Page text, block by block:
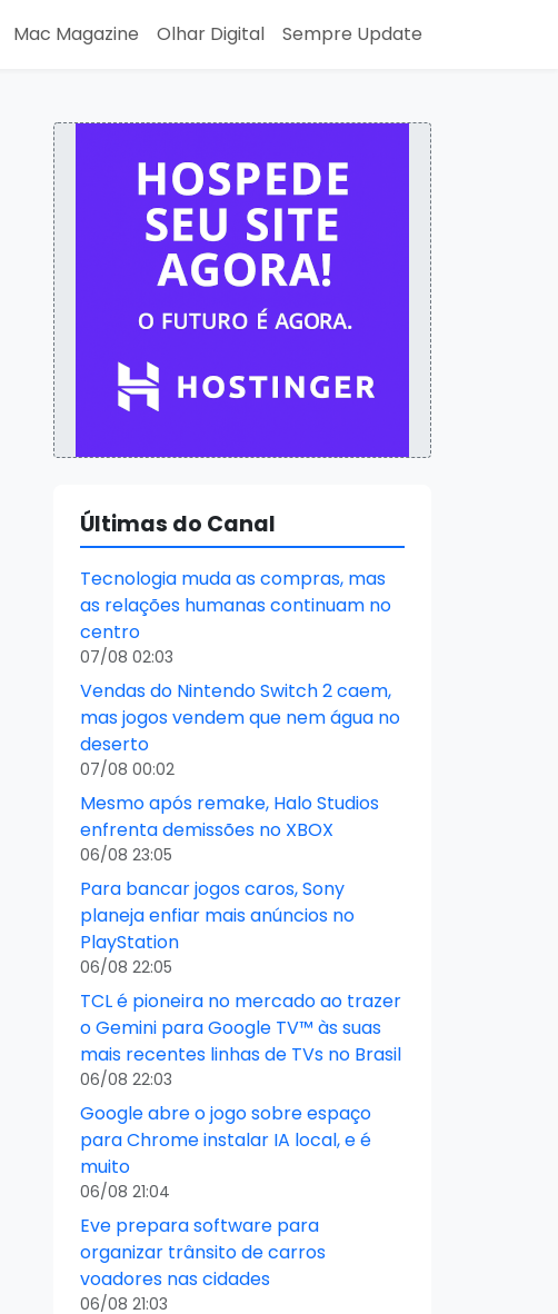
Mac Magazine Olhar Digital Sempre Update
Últimas do Canal
Tecnologia muda as compras, mas
as relações humanas continuam no
centro
07/08 02:03
Vendas do Nintendo Switch 2 caem,
mas jogos vendem que nem água no
deserto
07/08 00:02
Mesmo após remake, Halo Studios
enfrenta demissões no XBOX
06/08 23:05
Para bancar jogos caros, Sony
planeja enfiar mais anúncios no
PlayStation
06/08 22:05
TCL é pioneira no mercado ao trazer
o Gemini para Google TV™ às suas
mais recentes linhas de TVs no Brasil
06/08 22:03
Google abre o jogo sobre espaço
para Chrome instalar IA local, e é
muito
06/08 21:04
Eve prepara software para
organizar trânsito de carros
voadores nas cidades
06/08 21:03